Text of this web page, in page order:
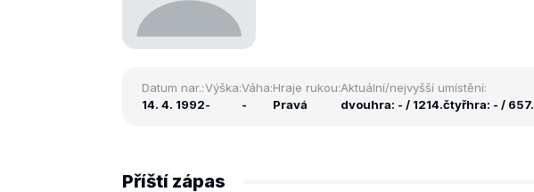
Datum nar.:
14. 4. 1992
Výška:
-
Váha:
-
Hraje rukou:
Pravá
Aktuální/nejvyšší umístění:
dvouhra: - / 1214.čtyřhra: - / 657.
Příští zápas